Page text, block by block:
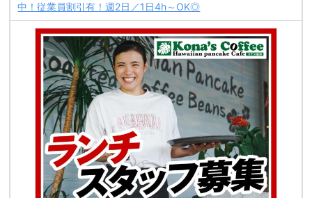
中！従業員割引有！週2日／1日4h～OK◎